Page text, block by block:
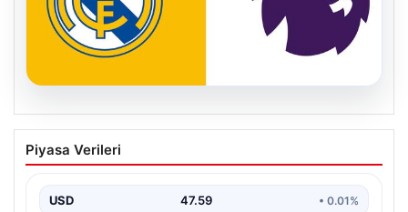
05.08.2026
Fulham, Real Madrid’den İki Yıldız İle
Anlaştı: Toplamda 50 Milyon Euro
Gerçekleşti
Piyasa Verileri
USD 47.59 • 0.01%